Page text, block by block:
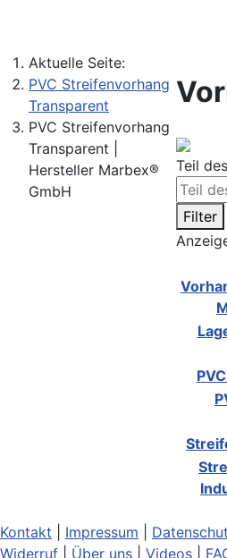
Aktuelle Seite:
PVC Streifenvorhang
Transparent
PVC Streifenvorhang
Transparent |
Hersteller Marbex®
GmbH
Teil
Filter
Kontakt
Impressum
Widerruf
Über uns Videos